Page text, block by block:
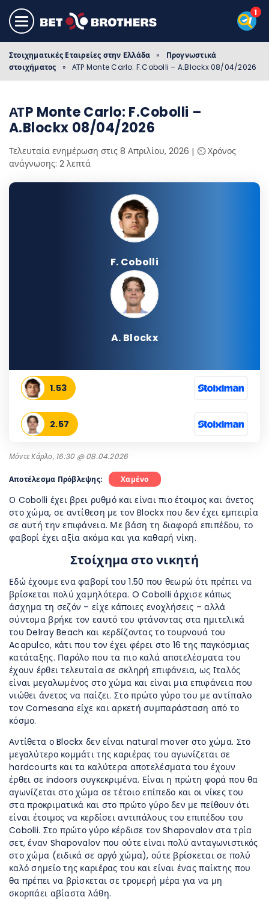
Στοιχηματικές Εταιρείες στην Ελλάδα »
Προγνωστικά
στοιχήματος
» ΑΤP Monte Carlo: F.Cobolli – A.Blockx 08/04/2026
ΑΤP Monte Carlo: F.Cobolli –
A.Blockx 08/04/2026
Τελευταία ενημέρωση στις 8 Απριλίου, 2026
⏲️ Χρόνος
ανάγνωσης: 2 λεπτά
F. Cobolli
A. Blockx
1.53
2.57
Μόντε Κάρλο, 16:30 @ 08.04.2026
Αποτέλεσμα Πρόβλεψης: Χαμένο
Ο Cobolli έχει βρει ρυθμό και είναι πιο έτοιμος και άνετος
στο χώμα, σε αντίθεση με τον Blockx που δεν έχει εμπειρία
σε αυτή την επιφάνεια. Με βάση τη διαφορά επιπέδου, το
φαβορί έχει αξία ακόμα και για καθαρή νίκη.
Στοίχημα στο νικητή
Εδώ έχουμε ενα φαβορί του 1.50 που θεωρώ ότι πρέπει να
βρίσκεται πολύ χαμηλότερα. O Cobolli άρχισε κάπως
άσχημα τη σεζόν – είχε κάποιες ενοχλήσεις – αλλά
σύντομα βρήκε τον εαυτό του φτάνοντας στα ημιτελικά
του Delray Beach και κερδίζοντας το τουρνουά του
Acapulco, κάτι που τον έχει φέρει στο 16 της παγκόσμιας
κατάταξης. Παρόλο που τα πιο καλά αποτελέσματα του
έχουν έρθει τελευταία σε σκληρή επιφάνεια, ως Ιταλός
είναι μεγαλωμένος στο χώμα και είναι μια επιφάνεια που
νιώθει άνετος να παίζει. Στο πρώτο γύρο του με αντίπαλο
τον Comesana είχε και αρκετή συμπαράσταση από το
κόσμο.
Αντίθετα ο Blockx δεν είναι natural mover στο χώμα. Στο
μεγαλύτερο κομμάτι της καριέρας του αγωνίζεται σε
hardcourts και τα καλύτερα αποτελέσματα του έχουν
έρθει σε indoors συγκεκριμένα. Είναι η πρώτη φορά που θα
αγωνίζεται στο χώμα σε τέτοιο επίπεδο και οι νίκες του
στα προκριματικά και στο πρώτο γύρο δεν με πείθουν ότι
είναι έτοιμος να κερδίσει αντιπάλους του επιπέδου του
Cobolli. Στο πρώτο γύρο κέρδισε τον Shapovalov στα τρία
σετ, έναν Shapovalov που ούτε είναι πολύ ανταγωνιστικός
στο χώμα (ειδικά σε αργό χώμα), ούτε βρίσκεται σε πολύ
καλό σημείο της καριέρας του και είναι ένας παίκτης που
θα πρέπει να βρίσκεται σε τρομερή μέρα για να μη
σκορπάει αβίαστα λάθη.